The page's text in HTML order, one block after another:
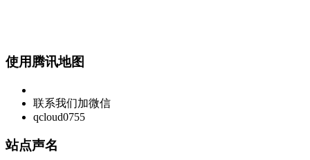
使用腾讯地图
联系我们加微信
qcloud0755
站点声名